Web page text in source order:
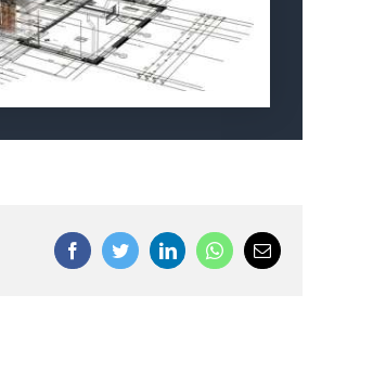
FacebookTwitterLinkedInWhatsApp
Email